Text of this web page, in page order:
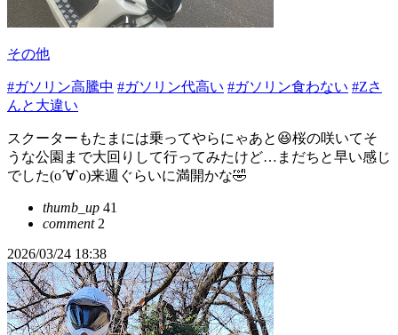
その他
#ガソリン高騰中 #ガソリン代高い #ガソリン食わない #Zさ
んと大違い
スクーターもたまには乗ってやらにゃあと😆桜の咲いてそ
うな公園まで大回りして行ってみたけど…まだちと早い感じ
でした(о´∀`о)来週ぐらいに満開かな🤣
thumb_up 41
comment2
2026/03/24 18:38